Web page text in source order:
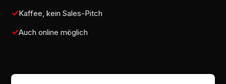
Kaffee, kein Sales-Pitch
Auch online möglich